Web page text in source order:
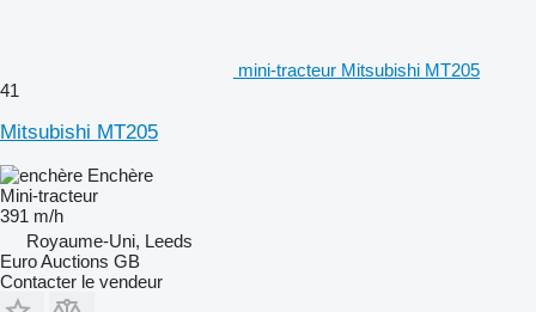
mini-tracteur Mitsubishi MT205
41
Mitsubishi MT205
Enchère
Mini-tracteur
391 m/h
Royaume-Uni, Leeds
Euro Auctions GB
Contacter le vendeur